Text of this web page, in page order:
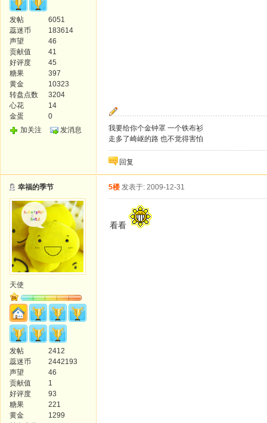
发帖
6051
蕊迷币
183614
声望
46
贡献值
41
好评度
45
糖果
397
黄金
10323
转盘点数
3204
心花
14
金蛋
0
加关注
发消息
我要给你个金钟罩 一个铁布衫
走多了崎岖的路 也不觉得害怕
回复
幸福的季节
天使
发帖
2412
蕊迷币
2442193
声望
46
贡献值
1
好评度
93
糖果
221
黄金
1299
5楼 发表于: 2009-12-31
看看